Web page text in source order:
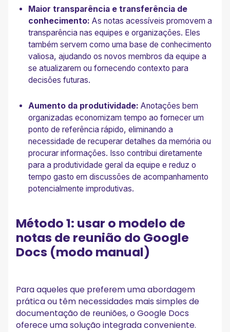
Maior transparência e transferência de
conhecimento: As notas acessíveis promovem a
transparência nas equipes e organizações. Eles
também servem como uma base de conhecimento
valiosa, ajudando os novos membros da equipe a
se atualizarem ou fornecendo contexto para
decisões futuras.
Aumento da produtividade: Anotações bem
organizadas economizam tempo ao fornecer um
ponto de referência rápido, eliminando a
necessidade de recuperar detalhes da memória ou
procurar informações. Isso contribui diretamente
para a produtividade geral da equipe e reduz o
tempo gasto em discussões de acompanhamento
potencialmente improdutivas.
Método 1: usar o modelo de
notas de reunião do Google
Docs (modo manual)
Para aqueles que preferem uma abordagem
prática ou têm necessidades mais simples de
documentação de reuniões, o Google Docs
oferece uma solução integrada conveniente.